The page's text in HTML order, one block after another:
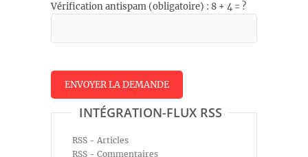
Vérification antispam (obligatoire) : 8 + 4 = ?
INTÉGRATION-FLUX RSS
RSS - Articles
RSS - Commentaires